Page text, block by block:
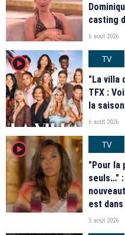
casting
6 août 2026
player2
TV
"La villa
TFX :
la
6 août 2026
player2
TV
"Pour la
seuls…"
est
5 août 2026